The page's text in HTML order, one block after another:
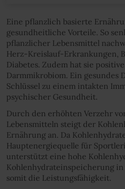
Eine pflanzlich basierte
gesundheitliche Vorteile. So
pflanzlicher Lebensmittel
Herz-Kreislauf-Erkrankungen,
Diabetes. Zudem hat sie
Darmmikrobiom. Ein gesundes
Schlüssel zu einem intakten
psychischer Gesundheit.
Durch den erhöhten Verzehr
Lebensmitteln steigt der
Ernährung an. Da
Hauptenergiequelle für
unterstützt eine hohe
Kohlenhydrateinspeicherung
somit die Leistungsfähigkeit.